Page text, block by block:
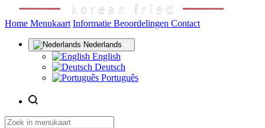
Home (huidige)
Menukaart Informatie Beoordelingen Contact
Nederlands
English
Deutsch
Português